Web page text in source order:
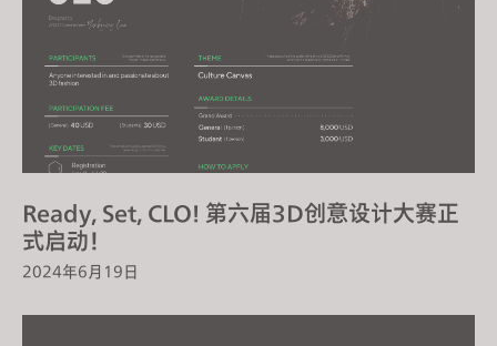
Ready, Set, CLO! 第六届3D创意设计大赛正
式启动！
2024年6月19日